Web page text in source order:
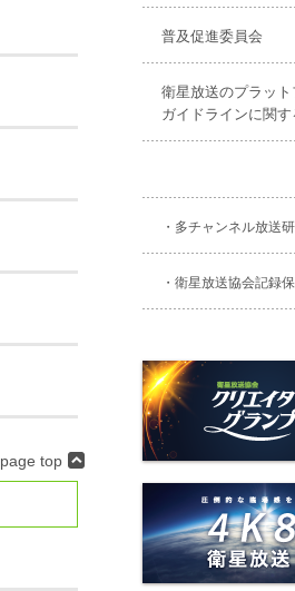
page top
普及促進委員会
衛星放送のプラット
ガイドラインに関す
・多チャンネル放送
・衛星放送協会記録